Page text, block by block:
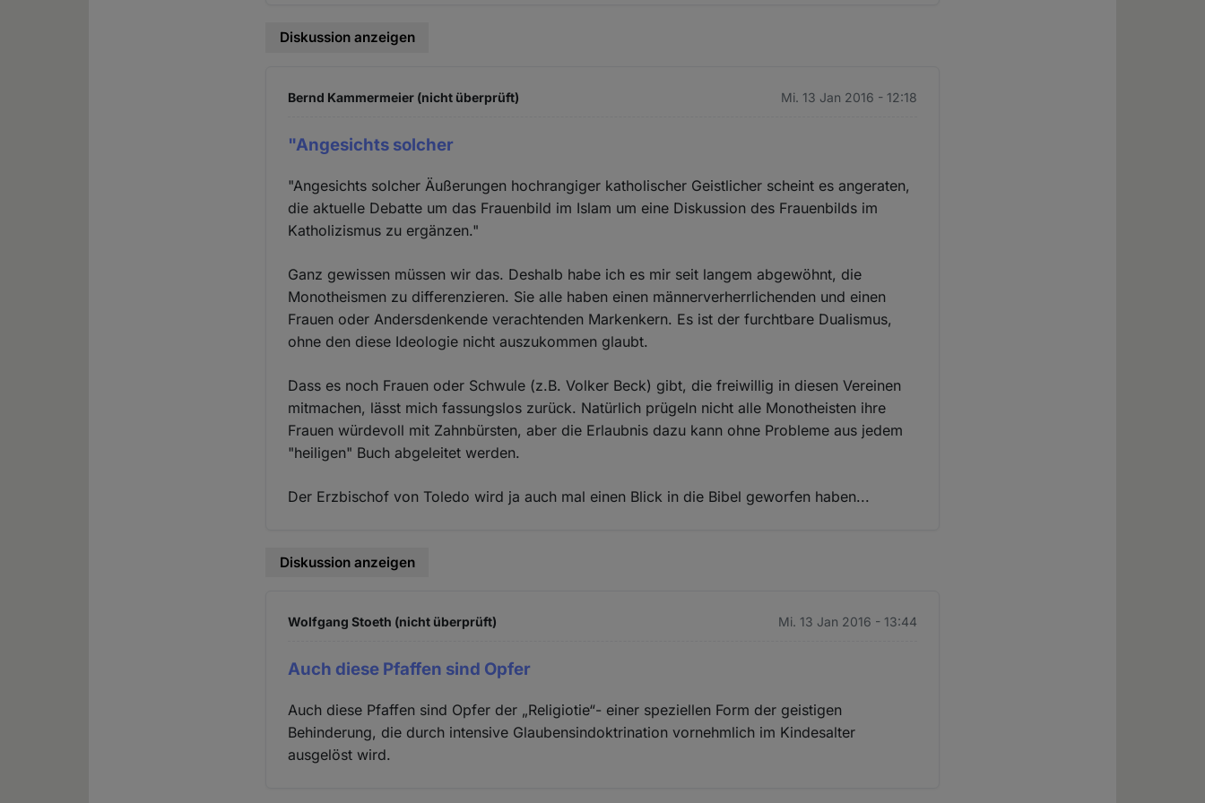
Diskussion anzeigen
Bernd Kammermeier (nicht überprüft) Mi. 13 Jan 2016 - 12:18
"Angesichts solcher
"Angesichts solcher Äußerungen hochrangiger katholischer Geistlicher scheint es angeraten,
die aktuelle Debatte um das Frauenbild im Islam um eine Diskussion des Frauenbilds im
Katholizismus zu ergänzen."
Ganz gewissen müssen wir das. Deshalb habe ich es mir seit langem abgewöhnt, die
Monotheismen zu differenzieren. Sie alle haben einen männerverherrlichenden und einen
Frauen oder Andersdenkende verachtenden Markenkern. Es ist der furchtbare Dualismus,
ohne den diese Ideologie nicht auszukommen glaubt.
Dass es noch Frauen oder Schwule (z.B. Volker Beck) gibt, die freiwillig in diesen Vereinen
mitmachen, lässt mich fassungslos zurück. Natürlich prügeln nicht alle Monotheisten ihre
Frauen würdevoll mit Zahnbürsten, aber die Erlaubnis dazu kann ohne Probleme aus jedem
"heiligen" Buch abgeleitet werden.
Der Erzbischof von Toledo wird ja auch mal einen Blick in die Bibel geworfen haben...
Diskussion anzeigen
Wolfgang Stoeth (nicht überprüft) Mi. 13 Jan 2016 - 13:44
Auch diese Pfaffen sind Opfer
Auch diese Pfaffen sind Opfer der „Religiotie“- einer speziellen Form der geistigen
Behinderung, die durch intensive Glaubensindoktrination vornehmlich im Kindesalter
ausgelöst wird.